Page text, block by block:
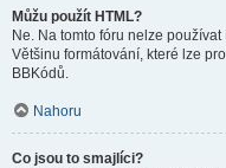
Můžu použít HTML?
Ne. Na tomto fóru nelze
Většinu formátování, které lze
BBKódů.
Nahoru
Co jsou to smajlíci?